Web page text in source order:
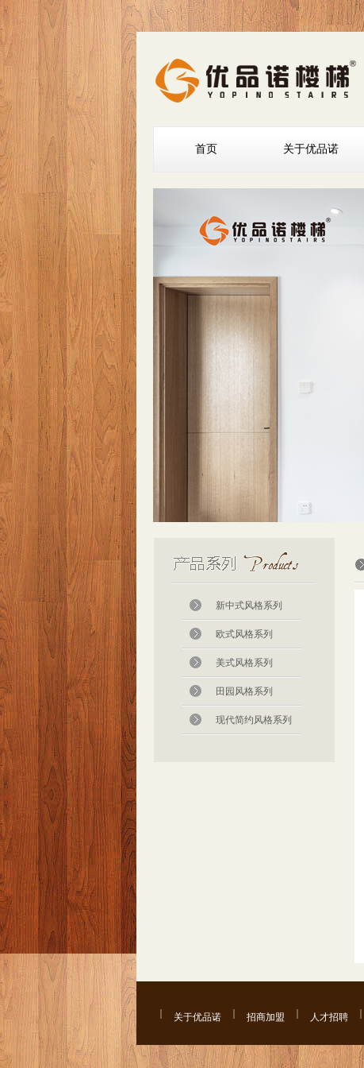
首页 关于优品诺
新中式风格系列
欧式风格系列
美式风格系列
田园风格系列
现代简约风格系列
关于优品诺 招商加盟 人才招聘